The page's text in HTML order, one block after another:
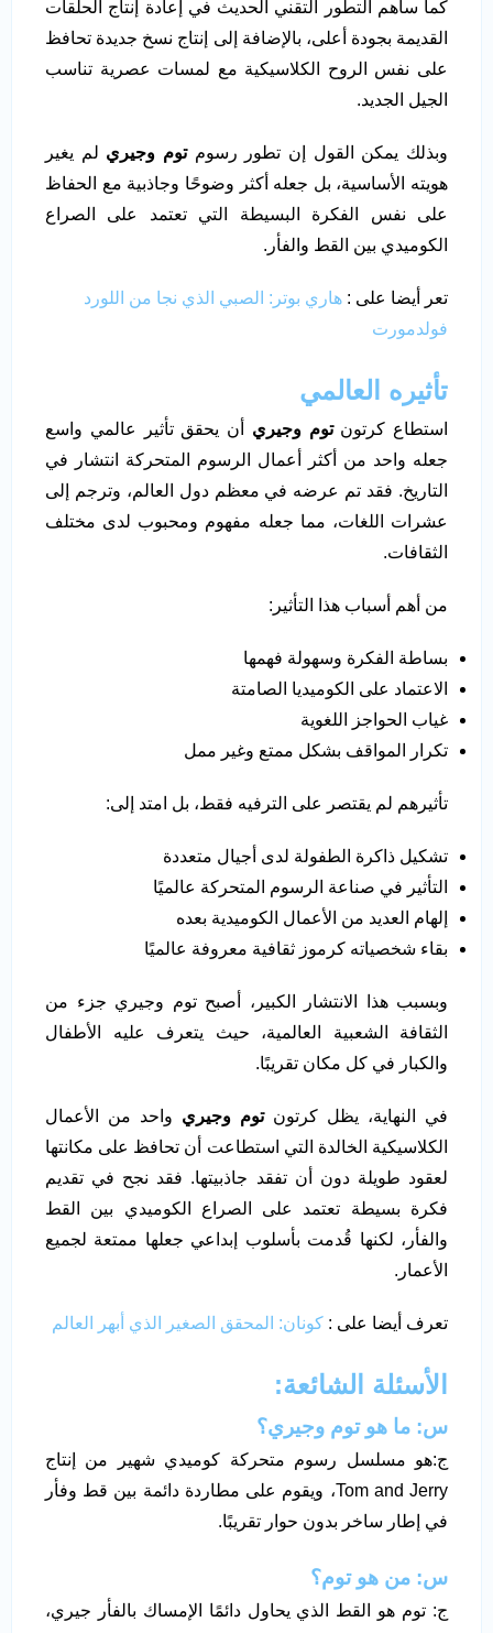
كما ساهم التطور التقني الحديث في إعادة إنتاج الحلقات
القديمة بجودة أعلى، بالإضافة إلى إنتاج نسخ جديدة تحافظ
على نفس الروح الكلاسيكية مع لمسات عصرية تناسب
الجيل الجديد.
وبذلك يمكن القول إن تطور رسومتوم وجيري لم يغير
هويته الأساسية، بل جعله أكثر وضوحًا وجاذبية مع الحفاظ
على نفس الفكرة البسيطة التي تعتمد على الصراع
الكوميدي بين القط والفأر.
تعر أيضا على : هاري بوتر: الصبي الذي نجا من اللورد
فولدمورت
تأثيره العالمي
استطاع كرتونتوم وجيري أن يحقق تأثير عالمي واسع
جعله واحد من أكثر أعمال الرسوم المتحركة انتشار في
التاريخ. فقد تم عرضه في معظم دول العالم، وترجم إلى
عشرات اللغات، مما جعله مفهوم ومحبوب لدى مختلف
الثقافات.
من أهم أسباب هذا التأثير:
بساطة الفكرة وسهولة فهمها
الاعتماد على الكوميديا الصامتة
غياب الحواجز اللغوية
تكرار المواقف بشكل ممتع وغير ممل
تأثيرهم لم يقتصر على الترفيه فقط، بل امتد إلى:
تشكيل ذاكرة الطفولة لدى أجيال متعددة
التأثير في صناعة الرسوم المتحركة عالميًا
إلهام العديد من الأعمال الكوميدية بعده
بقاء شخصياته كرموز ثقافية معروفة عالميًا
وبسبب هذا الانتشار الكبير، أصبح توم وجيري جزء من
الثقافة الشعبية العالمية، حيث يتعرف عليه الأطفال
والكبار في كل مكان تقريبًا.
في النهاية، يظل كرتونتوم وجيري واحد من الأعمال
الكلاسيكية الخالدة التي استطاعت أن تحافظ على مكانتها
لعقود طويلة دون أن تفقد جاذبيتها. فقد نجح في تقديم
فكرة بسيطة تعتمد على الصراع الكوميدي بين القط
والفأر، لكنها قُدمت بأسلوب إبداعي جعلها ممتعة لجميع
الأعمار.
تعرف أيضا على : كونان: المحقق الصغير الذي أبهر العالم
الأسئلة الشائعة:
س: ما هو توم وجيري؟
ج:هو مسلسل رسوم متحركة كوميدي شهير من إنتاج
Tom and Jerry، ويقوم على مطاردة دائمة بين قط وفأر
في إطار ساخر بدون حوار تقريبًا.
س: من هو توم؟
ج: توم هو القط الذي يحاول دائمًا الإمساك بالفأر جيري،